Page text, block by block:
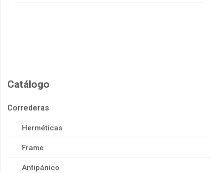
Catálogo
Correderas
Herméticas
Frame
Antipánico